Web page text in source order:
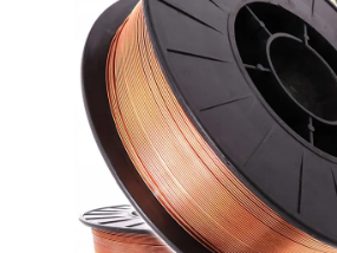
Vybavenie a hračky pre deti
Domácnosť
Ochranné pracovné pomôcky
Vianoce